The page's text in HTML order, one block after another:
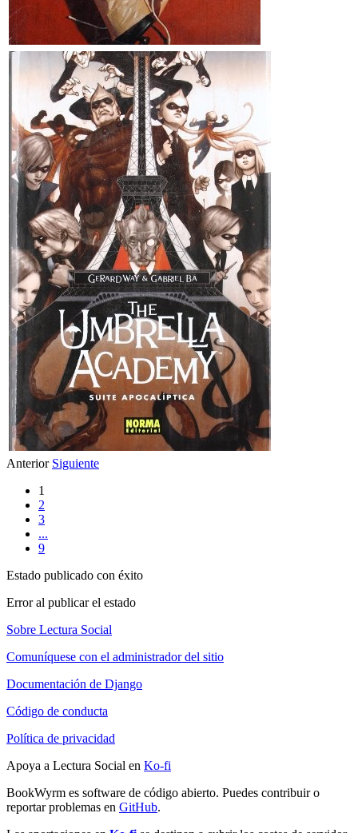
Anterior Siguiente
1
2
3
...
9
Estado publicado con éxito
Error al publicar el estado
Sobre Lectura Social
Comuníquese con el administrador del sitio
Documentación de Django
Código de conducta
Política de privacidad
Apoya a Lectura Social en Ko-fi
BookWyrm es software de código abierto. Puedes contribuir o
reportar problemas en GitHub.